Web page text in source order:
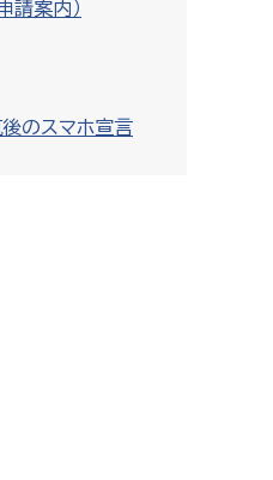
請案内）
のスマホ宣言